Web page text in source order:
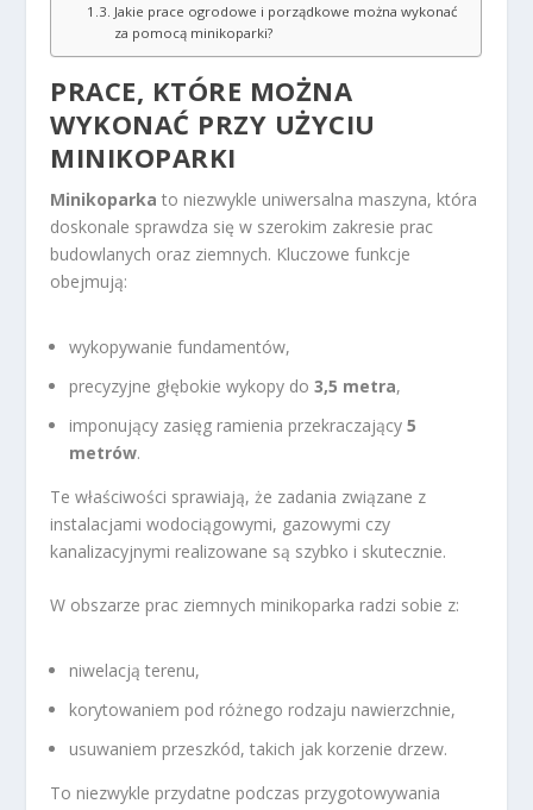
Jakie prace ogrodowe i porządkowe można wykonać
za pomocą minikoparki?
PRACE, KTÓRE MOŻNA
WYKONAĆ PRZY UŻYCIU
MINIKOPARKI
Minikoparka to niezwykle uniwersalna maszyna, która
doskonale sprawdza się w szerokim zakresie prac
budowlanych oraz ziemnych. Kluczowe funkcje
obejmują:
wykopywanie fundamentów,
precyzyjne głębokie wykopy do3,5 metra,
imponujący zasięg ramienia przekraczający5
metrów.
Te właściwości sprawiają, że zadania związane z
instalacjami wodociągowymi, gazowymi czy
kanalizacyjnymi realizowane są szybko i skutecznie.
W obszarze prac ziemnych minikoparka radzi sobie z:
niwelacją terenu,
korytowaniem pod różnego rodzaju nawierzchnie,
usuwaniem przeszkód, takich jak korzenie drzew.
To niezwykle przydatne podczas przygotowywania